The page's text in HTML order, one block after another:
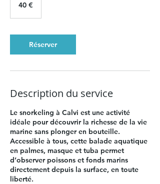
40 €
Réserver
Description du service
Le snorkeling à Calvi est une activité
idéale pour découvrir la richesse de la vie
marine sans plonger en bouteille.
Accessible à tous, cette balade aquatique
en palmes, masque et tuba permet
d’observer poissons et fonds marins
directement depuis la surface, en toute
liberté.